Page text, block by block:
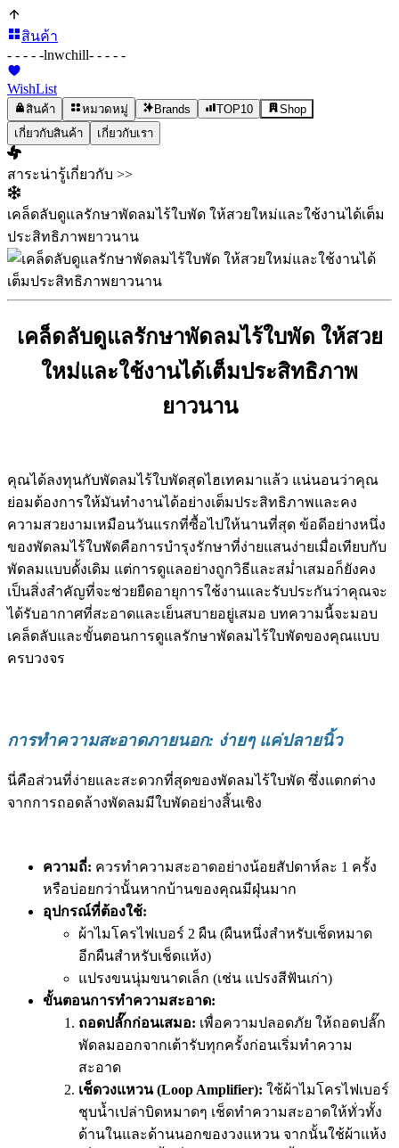
สินค้า
- - - - -lnwchill- - - - -
WishList
สินค้า หมวดหมู่ Brands TOP10
Shop
เกี่ยวกับสินค้า
เกี่ยวกับเรา
สาระน่ารู้เกี่ยวกับ >>
เคล็ดลับดูแลรักษาพัดลมไร้ใบพัด ให้สวยใหม่และใช้งานได้เต็ม
ประสิทธิภาพยาวนาน
เคล็ดลับดูแลรักษาพัดลมไร้ใบพัด ให้สวย
ใหม่และใช้งานได้เต็มประสิทธิภาพ
ยาวนาน
คุณได้ลงทุนกับพัดลมไร้ใบพัดสุดไฮเทคมาแล้ว แน่นอนว่าคุณ
ย่อมต้องการให้มันทำงานได้อย่างเต็มประสิทธิภาพและคง
ความสวยงามเหมือนวันแรกที่ซื้อไปให้นานที่สุด ข้อดีอย่างหนึ่ง
ของพัดลมไร้ใบพัดคือการบำรุงรักษาที่ง่ายแสนง่ายเมื่อเทียบกับ
พัดลมแบบดั้งเดิม แต่การดูแลอย่างถูกวิธีและสม่ำเสมอก็ยังคง
เป็นสิ่งสำคัญที่จะช่วยยืดอายุการใช้งานและรับประกันว่าคุณจะ
ได้รับอากาศที่สะอาดและเย็นสบายอยู่เสมอ บทความนี้จะมอบ
เคล็ดลับและขั้นตอนการดูแลรักษาพัดลมไร้ใบพัดของคุณแบบ
ครบวงจร
การทำความสะอาดภายนอก: ง่ายๆ แค่ปลายนิ้ว
นี่คือส่วนที่ง่ายและสะดวกที่สุดของพัดลมไร้ใบพัด ซึ่งแตกต่าง
จากการถอดล้างพัดลมมีใบพัดอย่างสิ้นเชิง
ความถี่: ควรทำความสะอาดอย่างน้อยสัปดาห์ละ 1 ครั้ง
หรือบ่อยกว่านั้นหากบ้านของคุณมีฝุ่นมาก
อุปกรณ์ที่ต้องใช้:
ผ้าไมโครไฟเบอร์ 2 ผืน (ผืนหนึ่งสำหรับเช็ดหมาด
อีกผืนสำหรับเช็ดแห้ง)
แปรงขนนุ่มขนาดเล็ก (เช่น แปรงสีฟันเก่า)
ขั้นตอนการทำความสะอาด:
ถอดปลั๊กก่อนเสมอ: เพื่อความปลอดภัย ให้ถอดปลั๊ก
พัดลมออกจากเต้ารับทุกครั้งก่อนเริ่มทำความ
สะอาด
เช็ดวงแหวน (Loop Amplifier): ใช้ผ้าไมโครไฟเบอร์
ชุบน้ำเปล่าบิดหมาดๆ เช็ดทำความสะอาดให้ทั่วทั้ง
ด้านในและด้านนอกของวงแหวน จากนั้นใช้ผ้าแห้ง